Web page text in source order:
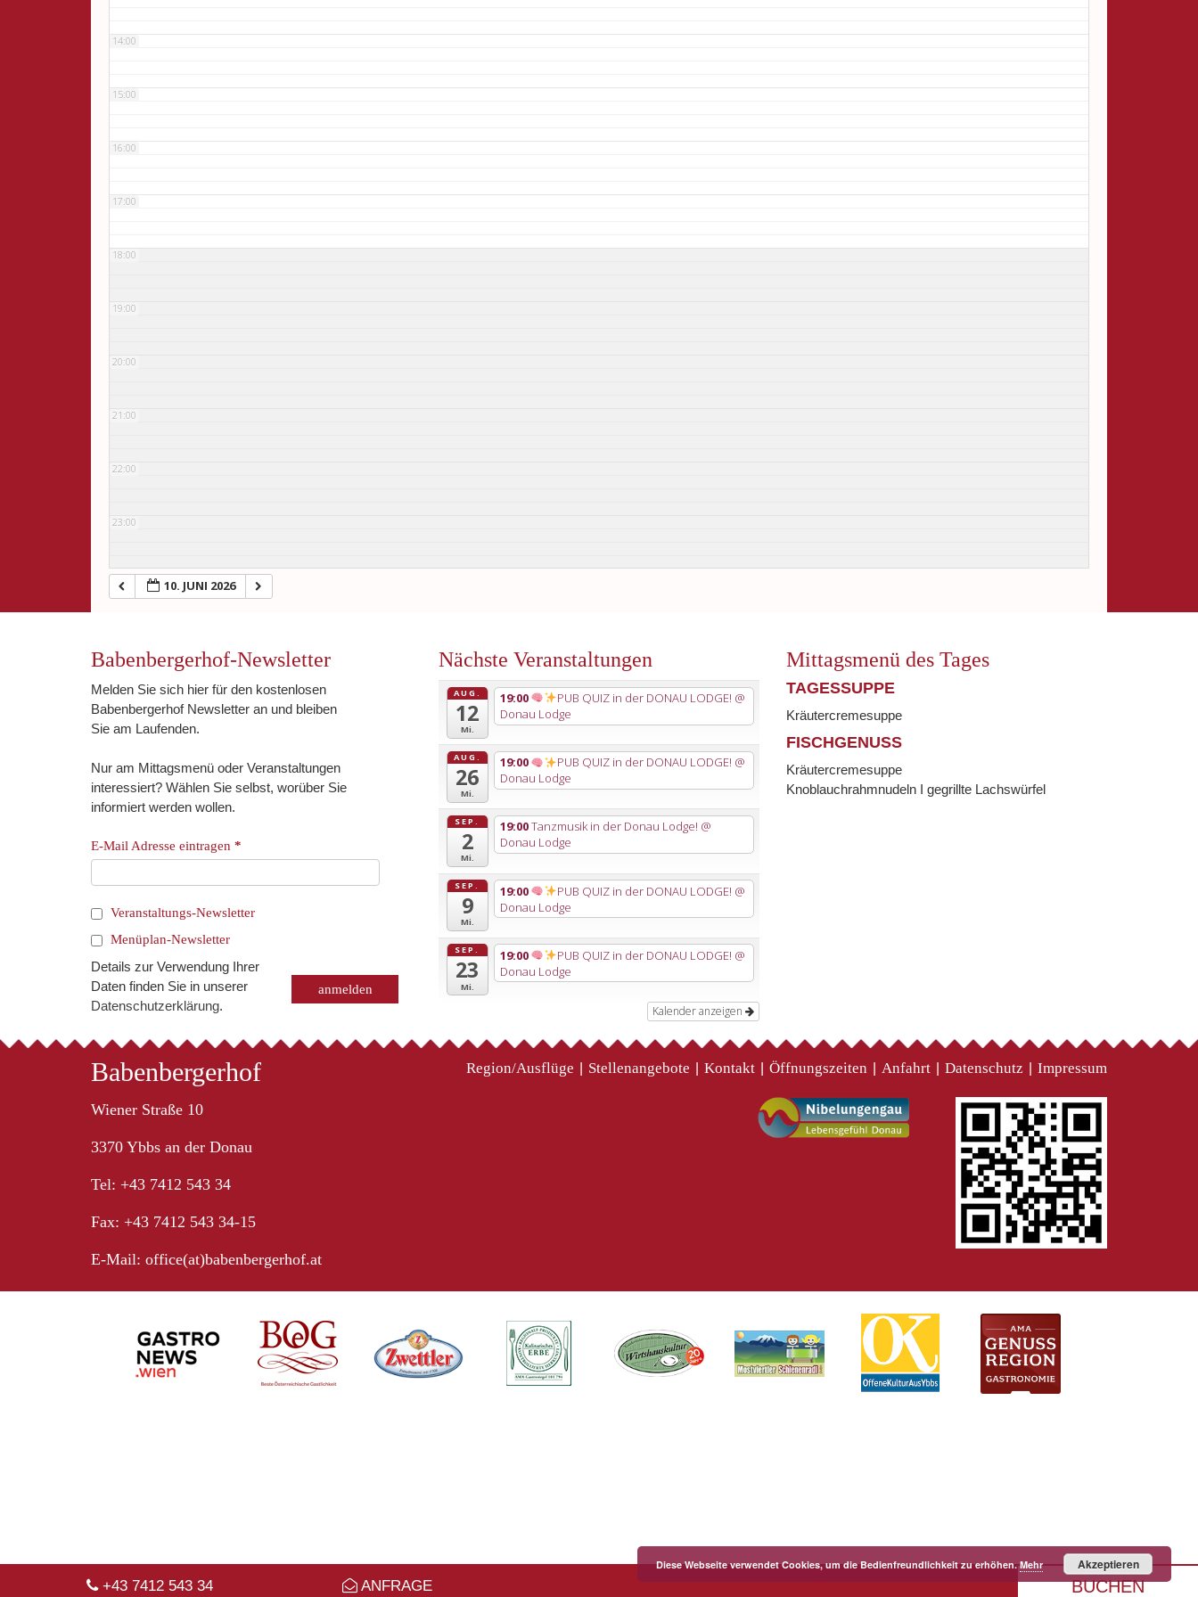
+43 7412 543 34 ANFRAGE BUCHEN
14:00
15:00
16:00
17:00
18:00
19:00
20:00
21:00
22:00
23:00
10. JUNI 2026
Babenbergerhof-Newsletter
Melden Sie sich hier für den kostenlosen
Babenbergerhof Newsletter an und bleiben
Sie am Laufenden.
Nur am Mittagsmenü oder Veranstaltungen
interessiert? Wählen Sie selbst, worüber Sie
informiert werden wollen.
E-Mail Adresse eintragen *
Veranstaltungs-Newsletter
Menüplan-Newsletter
Details zur Verwendung Ihrer
Daten finden Sie in unserer
Datenschutzerklärung.
Nächste Veranstaltungen
AUG.
12
Mi.
19:00 PUB QUIZ in der DONAU LODGE! @
Donau Lodge
AUG.
26
Mi.
19:00 PUB QUIZ in der DONAU LODGE! @
Donau Lodge
SEP.
2
Mi.
19:00Tanzmusik in der Donau Lodge! @
Donau Lodge
SEP.
9
Mi.
19:00 PUB QUIZ in der DONAU LODGE! @
Donau Lodge
SEP.
23
Mi.
19:00 PUB QUIZ in der DONAU LODGE! @
Donau Lodge
Kalender anzeigen
Mittagsmenü des Tages
TAGESSUPPE
Kräutercremesuppe
FISCHGENUSS
Kräutercremesuppe
Knoblauchrahmnudeln I gegrillte Lachswürfel
Babenbergerhof
Wiener Straße 10
3370 Ybbs an der Donau
Tel: +43 7412 543 34
Fax: +43 7412 543 34-15
E-Mail: office(at)babenbergerhof.at
Region/Ausflüge Stellenangebote Kontakt Öffnungszeiten Anfahrt Datenschutz Impressum
Diese Webseite verwendet Cookies, um die Bedienfreundlichkeit zu erhöhen.Mehr Akzeptieren